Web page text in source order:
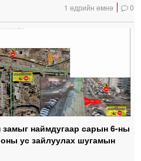
1 өдрийн өмнө 0
наймдугаар сарын 6-ны
ус зайлуулах шугамын